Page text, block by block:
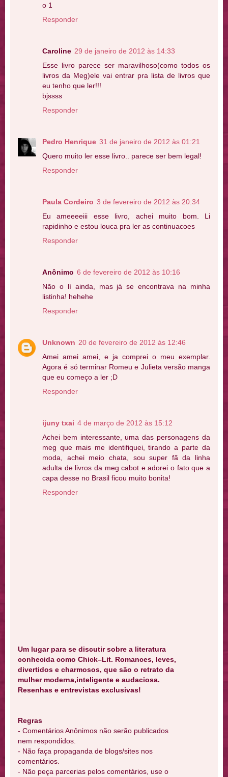
o 1
Responder
Caroline 29 de janeiro de 2012 às 14:33
Esse livro parece ser maravilhoso(como todos os
livros da Meg)ele vai entrar pra lista de livros que
eu tenho que ler!!!
bjssss
Responder
Pedro Henrique 31 de janeiro de 2012 às 01:21
Quero muito ler esse livro.. parece ser bem legal!
Responder
Paula Cordeiro 3 de fevereiro de 2012 às 20:34
Eu ameeeeiii esse livro, achei muito bom. Li
rapidinho e estou louca pra ler as continuacoes
Responder
Anônimo 6 de fevereiro de 2012 às 10:16
Não o lí ainda, mas já se encontrava na minha
listinha! hehehe
Responder
Unknown 20 de fevereiro de 2012 às 12:46
Amei amei amei, e ja comprei o meu exemplar.
Agora é só terminar Romeu e Julieta versão manga
que eu começo a ler ;D
Responder
ijuny txai 4 de março de 2012 às 15:12
Achei bem interessante, uma das personagens da
meg que mais me identifiquei, tirando a parte da
moda, achei meio chata, sou super fã da linha
adulta de livros da meg cabot e adorei o fato que a
capa desse no Brasil ficou muito bonita!
Responder
Um lugar para se discutir sobre a literatura
conhecida como Chick–Lit. Romances, leves,
divertidos e charmosos, que são o retrato da
mulher moderna,inteligente e audaciosa.
Resenhas e entrevistas exclusivas!
Regras
- Comentários Anônimos não serão publicados
nem respondidos.
- Não faça propaganda de blogs/sites nos
comentários.
- Não peça parcerias pelos comentários, use o